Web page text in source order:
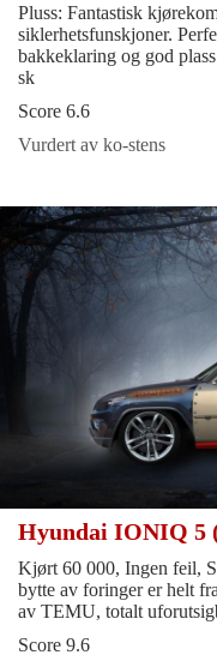
Pluss: Fantastisk
siklerhetsfunskjoner.
bakkeklaring og god
sk
Score 6.6
Vurdert av ko-stens
Hyundai IONIQ 5
Kjørt 60 000, Ingen feil,
bytte av foringer er helt
av TEMU, totalt
Score 9.6